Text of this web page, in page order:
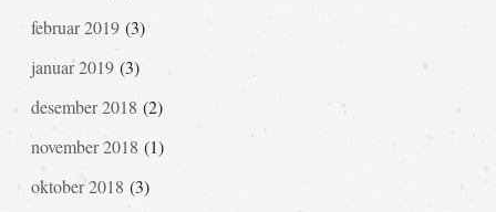
februar 2019(3)
januar 2019(3)
desember 2018 (2)
november 2018 (1)
oktober 2018 (3)